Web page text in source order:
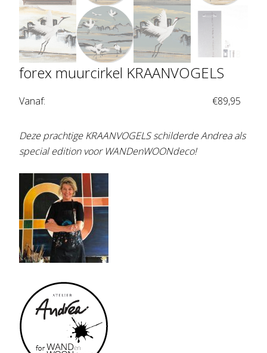
forex muurcirkel KRAANVOGELS
Vanaf: €89,95
Deze prachtige KRAANVOGELS schilderde Andrea als
special edition voor WANDenWOONdeco!